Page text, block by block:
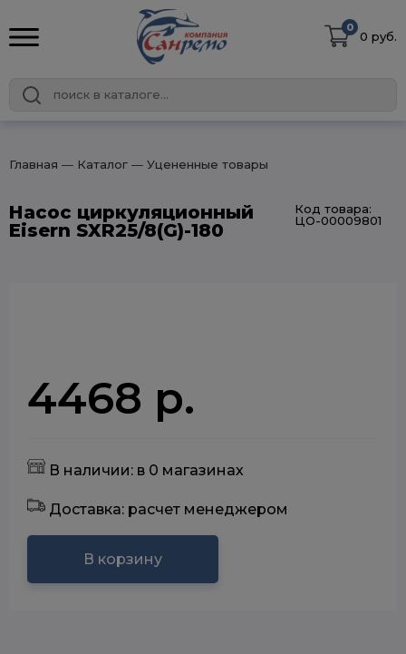
0
0 руб.
Главная ― Каталог ― Уцененные товары
Насос циркуляционный
Eisern SXR25/8(G)-180
Код товара:
ЦО-00009801
4468 р.
В наличии: в 0 магазинах
Доставка: расчет менеджером
В корзину